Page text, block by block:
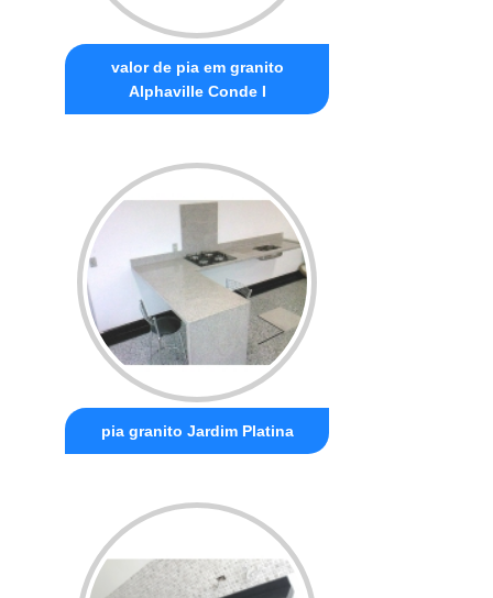
valor de pia em granito
Alphaville Conde I
pia granito Jardim Platina